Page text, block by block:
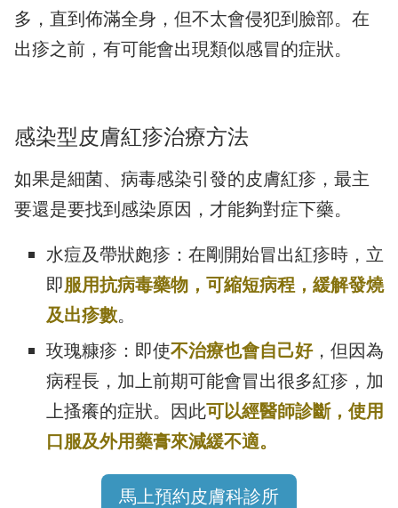
多，直到佈滿全身，但不太會侵犯到臉部。在
出疹之前，有可能會出現類似感冒的症狀。
感染型皮膚紅疹治療方法
如果是細菌、病毒感染引發的皮膚紅疹，最主
要還是要找到感染原因，才能夠對症下藥。
水痘及帶狀皰疹：在剛開始冒出紅疹時，立
即服用抗病毒藥物，可縮短病程，緩解發燒
及出疹數。
玫瑰糠疹：即使不治療也會自己好，但因為
病程長，加上前期可能會冒出很多紅疹，加
上搔癢的症狀。因此可以經醫師診斷，使用
口服及外用藥膏來減緩不適。
馬上預約皮膚科診所